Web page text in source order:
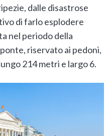
dalle disastrose
di farlo esplodere
nel periodo della
riservato ai pedoni,
214 metri e largo 6.